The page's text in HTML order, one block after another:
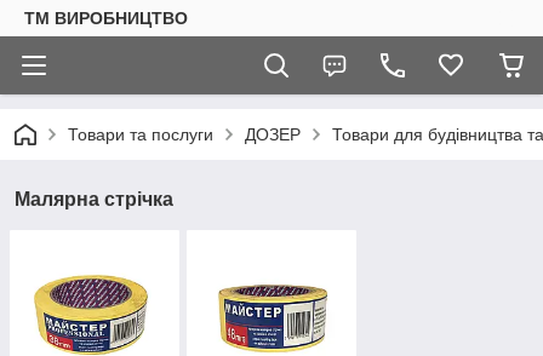
ТМ ВИРОБНИЦТВО
Товари та послуги ДОЗЕР Товари для будівництва
Малярна стрічка